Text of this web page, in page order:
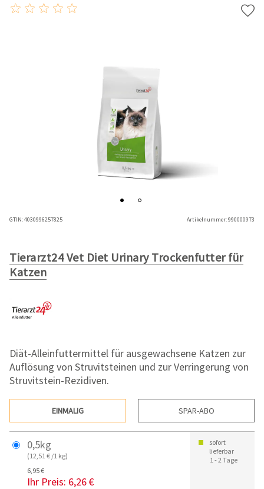
GTIN:4030996257825 Artikelnummer:990000973
Tierarzt24 Vet Diet Urinary Trockenfutter für
Katzen
Diät-Alleinfuttermittel für ausgewachsene Katzen zur
Auflösung von Struvitsteinen und zur Verringerung von
Struvitstein-Rezidiven.
EINMALIG SPAR-ABO
0,5kg
(12,51 € /1 kg)
6,95 €
Ihr Preis: 6,26 €
sofort
lieferbar
1 - 2 Tage